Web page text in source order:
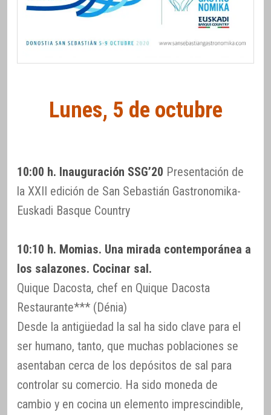
Lunes, 5 de octubre
10:00 h. Inauguración SSG’20 Presentación de
la XXII edición de San Sebastián Gastronomika-
Euskadi Basque Country
10:10 h. Momias. Una mirada contemporánea a
los salazones. Cocinar sal.
Quique Dacosta, chef en Quique Dacosta
Restaurante*** (Dénia)
Desde la antigüedad la sal ha sido clave para el
ser humano, tanto, que muchas poblaciones se
asentaban cerca de los depósitos de sal para
controlar su comercio. Ha sido moneda de
cambio y en cocina un elemento imprescindible,